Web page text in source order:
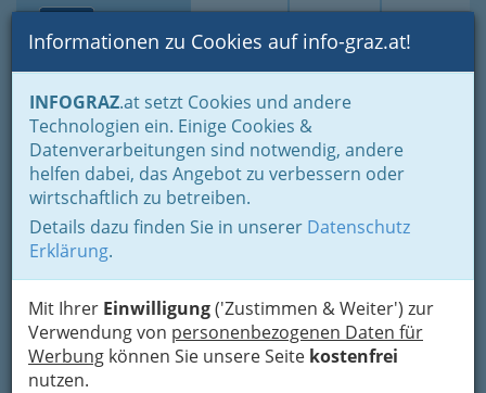
Suche Login Toggle
Informationen zu Cookies auf info-graz.at!
INFOGRAZ.at setzt Cookies und andere
Technologien ein. Einige Cookies &
Datenverarbeitungen sind notwendig, andere
helfen dabei, das Angebot zu verbessern oder
wirtschaftlich zu betreiben.
Details dazu finden Sie in unserer Datenschutz
Erklärung.
Mit Ihrer Einwilligung('Zustimmen & Weiter') zur
Verwendung von personenbezogenen Daten für
Werbung können Sie unsere Seite kostenfrei
nutzen.
Home Lifestyle
die liebens- und lebenswerte Stadt
1. Innere Stadt
Herrengasse - barocke Prachtstraße im Zentrum
A1 Telekom Austria
Aktiengesellschaft - A1-Shop
Shopping NORD
Wienerstraße 351 EKZ-Nord Top 2/6, 8051 Graz
+43 800 664 100